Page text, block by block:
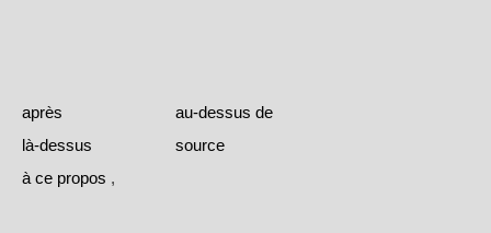
après
au-dessus de
là-dessus
source
à ce propos ,